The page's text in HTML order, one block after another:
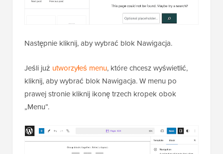
Następnie kliknij, aby wybrać blok Nawigacja.
Jeśli już utworzyłeś menu, które chcesz wyświetlić,
kliknij, aby wybrać blok Nawigacja. W menu po
prawej stronie kliknij ikonę trzech kropek obok
„Menu”.